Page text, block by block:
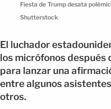
Fiesta de Trump desata
Shutterstock
El luchador
los micrófonos después
para lanzar una
entre algunos
otros.